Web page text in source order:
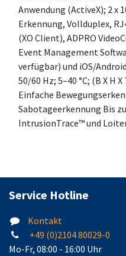
Anwendung (ActiveX); 2 x
Erkennung, Vollduplex,
(XO Client), ADPRO
Event Management
verfügbar) und iOS/
50/60 Hz; 5–40 °C; (B X H
Einfache
Sabotageerkennung Bis
IntrusionTrace™ und
Service Hotline
Kontakt
+49 (0)2104 80029-0
Mo-Fr, 08:00 - 16:00 Uhr